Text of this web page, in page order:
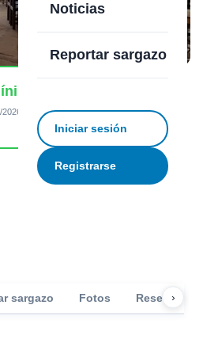
Noticias
Reportar sargazo
Iniciar sesión
Registrarse
2026 20:20
sargazo Fotos Reseñas
›